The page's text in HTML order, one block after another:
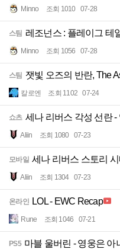
Minno 조회 1010 07-28
스팀 레조넌스 : 플레이그 테
Minno 조회 1056 07-28
스팀 잿빛 오즈의 반란, The
칼로엔 조회 1102 07-24
쇼츠 세나 리버스 각성 선란 -
Aliin 조회 1080 07-23
모바일 세나 리버스 스토리
Aliin 조회 1304 07-23
온라인 LOL - EWC Recap
Rune 조회 1046 07-21
PS5 마블 울버린 - 영웅은 아